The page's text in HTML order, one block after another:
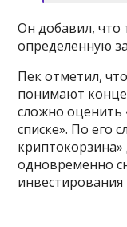
Он добавил, что
определенную
Пек отметил,
понимают
сложно оценить
списке». По его
криптокорзина»
одновременно